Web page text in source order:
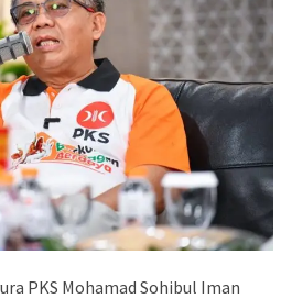
PKS Mohamad Sohibul Iman